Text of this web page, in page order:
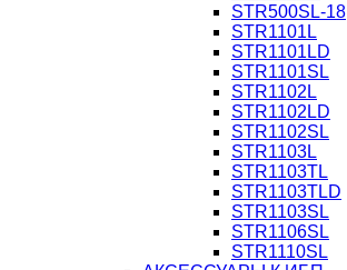
STR500SL-18
STR1101L
STR1101LD
STR1101SL
STR1102L
STR1102LD
STR1102SL
STR1103L
STR1103TL
STR1103TLD
STR1103SL
STR1106SL
STR1110SL